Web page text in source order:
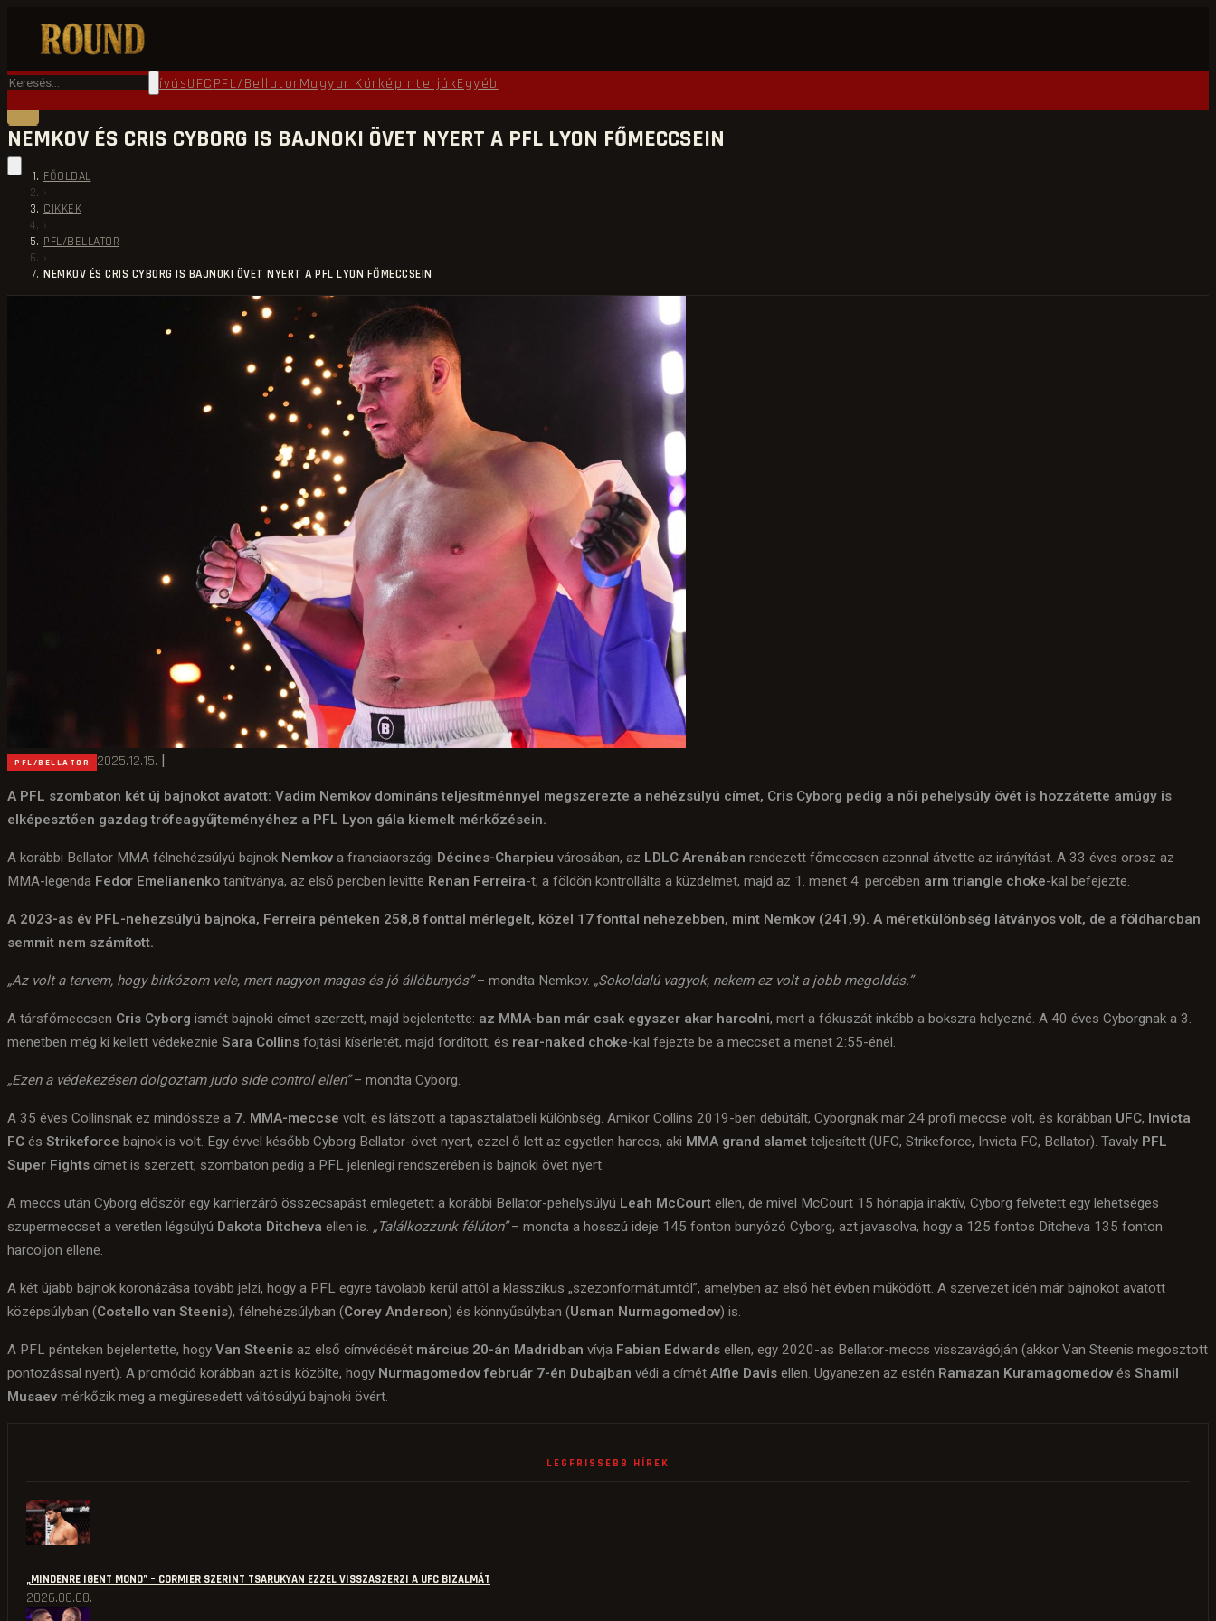
FőoldalRound TV ÖkölvívásUFCPFL/BellatorMagyar KörképInterjúkEgyéb
NEMKOV ÉS CRIS CYBORG IS BAJNOKI ÖVET NYERT A PFL LYON FŐMECCSEIN
FŐOLDAL
›
CIKKEK
›
PFL/BELLATOR
›
NEMKOV ÉS CRIS CYBORG IS BAJNOKI ÖVET NYERT A PFL LYON FŐMECCSEIN
PFL/BELLATOR 2025.12.15. |
A PFL szombaton két új bajnokot avatott: Vadim Nemkov domináns teljesítménnyel megszerezte a nehézsúlyú címet, Cris Cyborg pedig a női pehelysúly övét is hozzátette amúgy is
elképesztően gazdag trófeagyűjteményéhez a PFL Lyon gála kiemelt mérkőzésein.
A korábbi Bellator MMA félnehézsúlyú bajnok Nemkov a franciaországi Décines-Charpieu városában, az LDLC Arenában rendezett főmeccsen azonnal átvette az irányítást. A 33 éves orosz az
MMA-legenda Fedor Emelianenko tanítványa, az első percben levitte Renan Ferreira-t, a földön kontrollálta a küzdelmet, majd az 1. menet 4. percében arm triangle choke-kal befejezte.
A 2023-as év PFL-nehezsúlyú bajnoka, Ferreira pénteken 258,8 fonttal mérlegelt, közel 17 fonttal nehezebben, mint Nemkov (241,9). A méretkülönbség látványos volt, de a földharcban
semmit nem számított.
„Az volt a tervem, hogy birkózom vele, mert nagyon magas és jó állóbunyós”– mondta Nemkov. „Sokoldalú vagyok, nekem ez volt a jobb megoldás.”
A társfőmeccsen Cris Cyborg ismét bajnoki címet szerzett, majd bejelentette: az MMA-ban már csak egyszer akar harcolni, mert a fókuszát inkább a bokszra helyezné. A 40 éves Cyborgnak a 3.
menetben még ki kellett védekeznie Sara Collins fojtási kísérletét, majd fordított, és rear-naked choke-kal fejezte be a meccset a menet 2:55-énél.
„Ezen a védekezésen dolgoztam judo side control ellen”– mondta Cyborg.
A 35 éves Collinsnak ez mindössze a 7. MMA-meccse volt, és látszott a tapasztalatbeli különbség. Amikor Collins 2019-ben debütált, Cyborgnak már 24 profi meccse volt, és korábban UFC, Invicta
FC és Strikeforce bajnok is volt. Egy évvel később Cyborg Bellator-övet nyert, ezzel ő lett az egyetlen harcos, aki MMA grand slamet teljesített (UFC, Strikeforce, Invicta FC, Bellator). Tavaly PFL
Super Fights címet is szerzett, szombaton pedig a PFL jelenlegi rendszerében is bajnoki övet nyert.
A meccs után Cyborg először egy karrierzáró összecsapást emlegetett a korábbi Bellator-pehelysúlyú Leah McCourt ellen, de mivel McCourt 15 hónapja inaktív, Cyborg felvetett egy lehetséges
szupermeccset a veretlen légsúlyú Dakota Ditcheva ellen is. „Találkozzunk félúton”– mondta a hosszú ideje 145 fonton bunyózó Cyborg, azt javasolva, hogy a 125 fontos Ditcheva 135 fonton
harcoljon ellene.
A két újabb bajnok koronázása tovább jelzi, hogy a PFL egyre távolabb kerül attól a klasszikus „szezonformátumtól”, amelyben az első hét évben működött. A szervezet idén már bajnokot avatott
középsúlyban (Costello van Steenis), félnehézsúlyban (Corey Anderson) és könnyűsúlyban (Usman Nurmagomedov) is.
A PFL pénteken bejelentette, hogy Van Steenis az első címvédését március 20-án Madridban vívja Fabian Edwards ellen, egy 2020-as Bellator-meccs visszavágóján (akkor Van Steenis megosztott
pontozással nyert). A promóció korábban azt is közölte, hogy Nurmagomedov február 7-én Dubajban védi a címét Alfie Davis ellen. Ugyanezen az estén Ramazan Kuramagomedov és Shamil
Musaev mérkőzik meg a megüresedett váltósúlyú bajnoki övért.
LEGFRISSEBB HÍREK
„MINDENRE IGENT MOND” – CORMIER SZERINT TSARUKYAN EZZEL VISSZASZERZI A UFC BIZALMÁT
2026.08.08.